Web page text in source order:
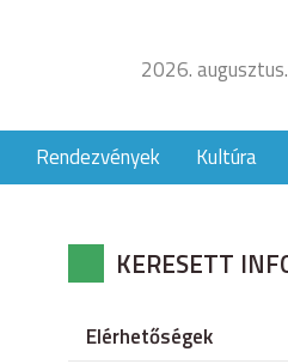
2026.
Rendezvények Kultúra
KERESETT
Elérhetőségek